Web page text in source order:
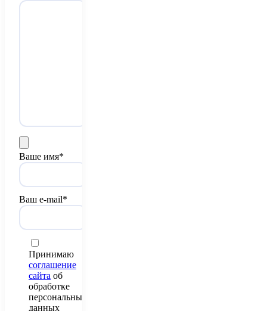
Ваше имя*
Ваш e-mail*
Принимаю
соглашение
сайта об
обработке
персональных
данных